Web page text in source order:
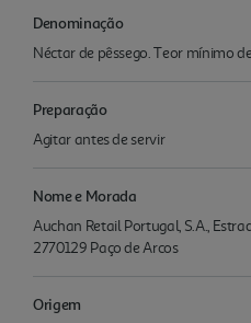
Denominação
Néctar de pêssego. Teor mínimo
Preparação
Agitar antes de servir
Nome e Morada
Auchan Retail Portugal, S.A.,
2770129 Paço de Arcos
Origem